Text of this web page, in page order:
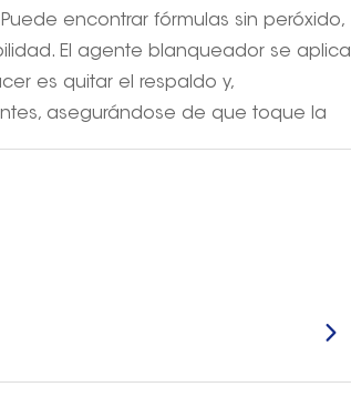
encontrar fórmulas sin peróxido,
El agente blanqueador se aplica
es quitar el respaldo y,
asegurándose de que toque la
simplemente retire las tiras y
la boca con agua para
o beber al menos una hora